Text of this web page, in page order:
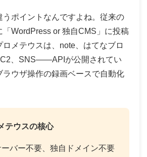
うポイントなんですよね。従来の
「WordPress or 独自CMS」に投稿
メテウスは、note、はてなブロ
、SNS——APIが公開されてい
ラウザ操作の録画ベースで自動化
テウスの核心
ーバー不要、独自ドメイン不要